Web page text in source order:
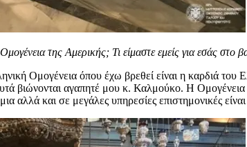
της Αμερικής; Τι είμαστε εμείς για εσάς στο
Ομογένεια όπου έχω βρεθεί είναι η καρδιά
βιώνονται αγαπητέ μου κ. Καλμούκο. Η
αλλά και σε μεγάλες υπηρεσίες επιστημονικές